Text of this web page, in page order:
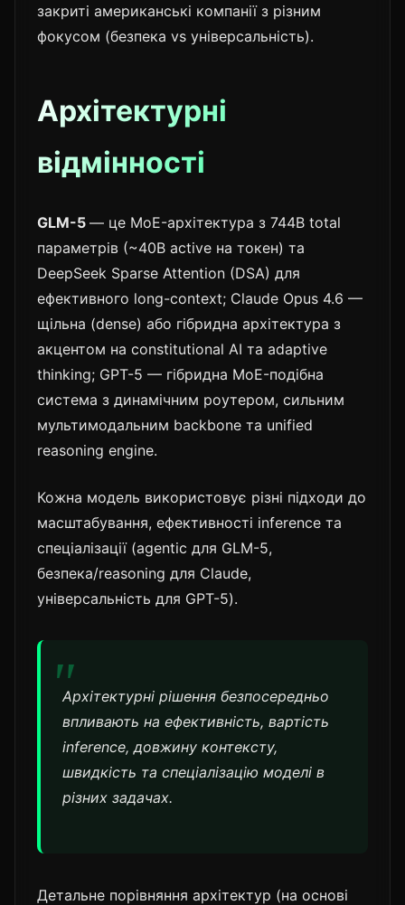
закриті американські компанії з різним
фокусом (безпека vs універсальність).
Архітектурні
відмінності
GLM-5 — це MoE-архітектура з 744B total
параметрів (~40B active на токен) та
DeepSeek Sparse Attention (DSA) для
ефективного long-context; Claude Opus 4.6 —
щільна (dense) або гібридна архітектура з
акцентом на constitutional AI та adaptive
thinking; GPT-5 — гібридна MoE-подібна
система з динамічним роутером, сильним
мультимодальним backbone та unified
reasoning engine.
Кожна модель використовує різні підходи до
масштабування, ефективності inference та
спеціалізації (agentic для GLM-5,
безпека/reasoning для Claude,
універсальність для GPT-5).
Архітектурні рішення безпосередньо
впливають на ефективність, вартість
inference, довжину контексту,
швидкість та спеціалізацію моделі в
різних задачах.
Детальне порівняння архітектур (на основі